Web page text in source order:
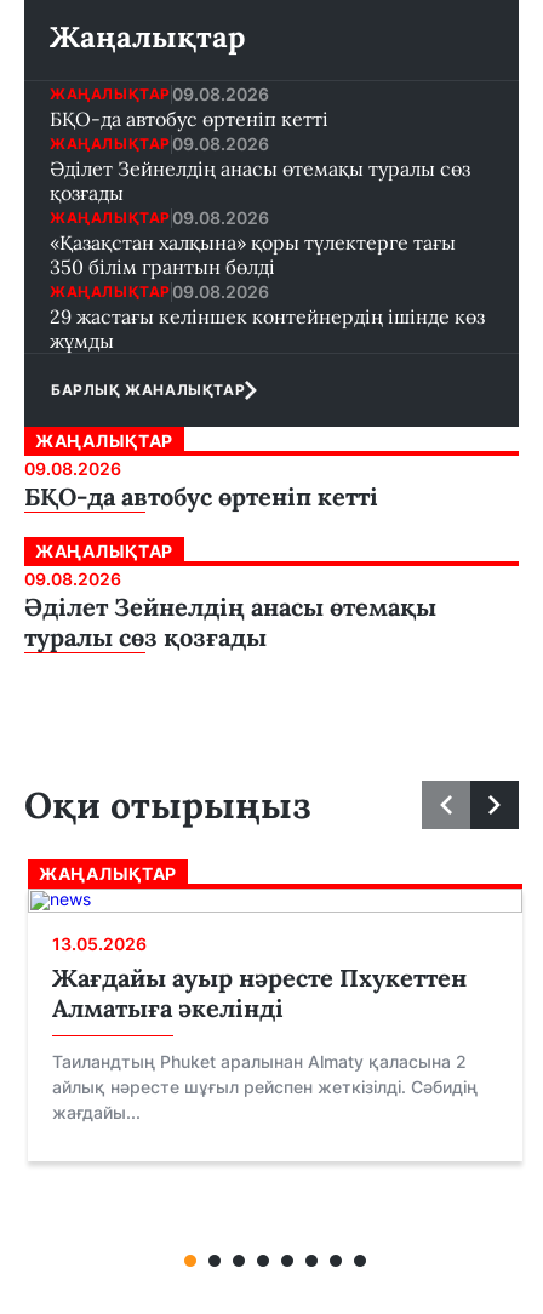
Жаңалықтар
ЖАҢАЛЫҚТАР 09.08.2026
БҚО-да автобус өртеніп кетті
ЖАҢАЛЫҚТАР 09.08.2026
Әділет Зейнелдің анасы өтемақы туралы сөз
қозғады
ЖАҢАЛЫҚТАР 09.08.2026
«Қазақстан халқына» қоры түлектерге тағы
350 білім грантын бөлді
ЖАҢАЛЫҚТАР 09.08.2026
29 жастағы келіншек контейнердің ішінде көз
жұмды
БАРЛЫҚ ЖАНАЛЫҚТАР
ЖАҢАЛЫҚТАР
09.08.2026
БҚО-да автобус өртеніп кетті
ЖАҢАЛЫҚТАР
09.08.2026
Әділет Зейнелдің анасы өтемақы
туралы сөз қозғады
Оқи отырыңыз
ЖАҢАЛЫҚТАР
13.05.2026
Жағдайы ауыр нәресте Пхукеттен
Алматыға әкелінді
Таиландтың Phuket аралынан Almaty қаласына 2
айлық нәресте шұғыл рейспен жеткізілді. Сәбидің
жағдайы...